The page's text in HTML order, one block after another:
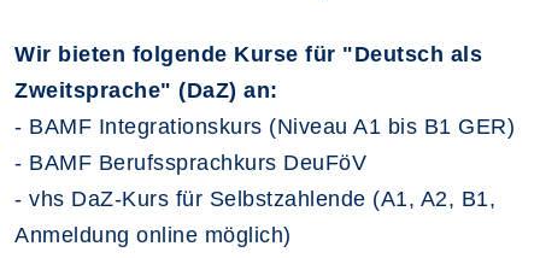
Wir bieten folgende Kurse für "Deutsch als
Zweitsprache" (DaZ) an:
- BAMF Integrationskurs (Niveau A1 bis B1 GER)
- BAMF Berufssprachkurs DeuFöV
- vhs DaZ-Kurs für Selbstzahlende (A1, A2, B1,
Anmeldung online möglich)